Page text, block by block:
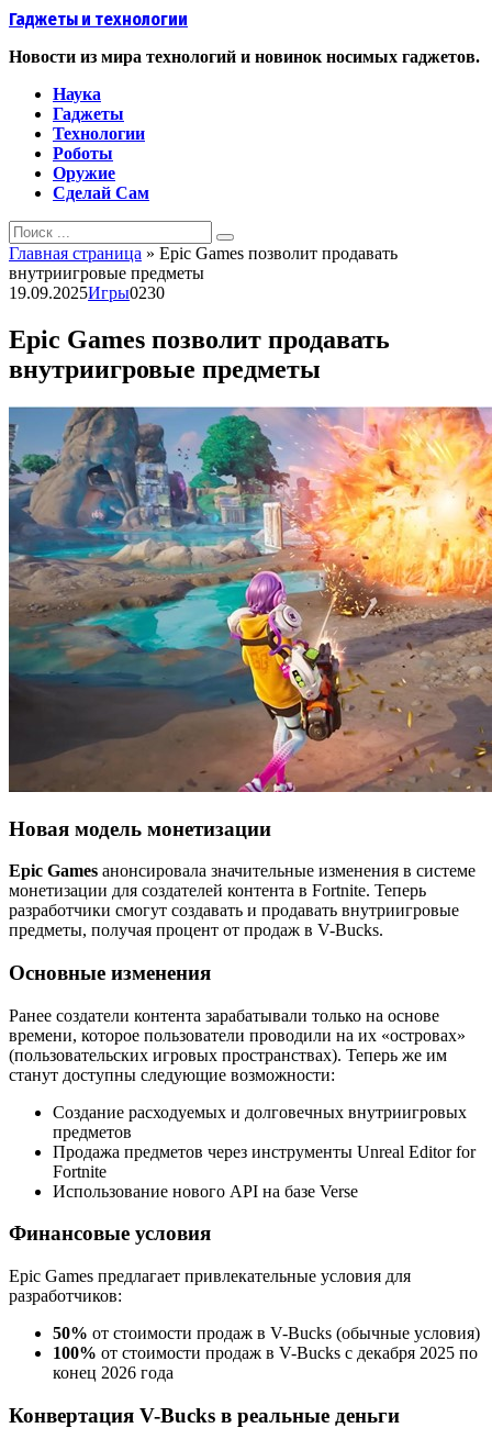
Перейти
контенту
Гаджеты и технологии
Новости из мира технологий и новинок носимых гаджетов.
Наука
Гаджеты
Технологии
Роботы
Оружие
Сделай Сам
Search
for:
Главная страница » Epic Games позволит продавать
внутриигровые предметы
19.09.2025Игры0230
Epic Games позволит продавать
внутриигровые предметы
Новая модель монетизации
Epic Games анонсировала значительные изменения в системе
монетизации для создателей контента в Fortnite. Теперь
разработчики смогут создавать и продавать внутриигровые
предметы, получая процент от продаж в V-Bucks.
Основные изменения
Ранее создатели контента зарабатывали только на основе
времени, которое пользователи проводили на их «островах»
(пользовательских игровых пространствах). Теперь же им
станут доступны следующие возможности:
Создание расходуемых и долговечных внутриигровых
предметов
Продажа предметов через инструменты Unreal Editor for
Fortnite
Использование нового API на базе Verse
Финансовые условия
Epic Games предлагает привлекательные условия для
разработчиков:
50% от стоимости продаж в V-Bucks (обычные условия)
100% от стоимости продаж в V-Bucks с декабря 2025 по
конец 2026 года
Конвертация V-Bucks в реальные деньги